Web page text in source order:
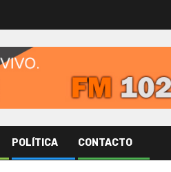
POLÍTICA CONTACTO